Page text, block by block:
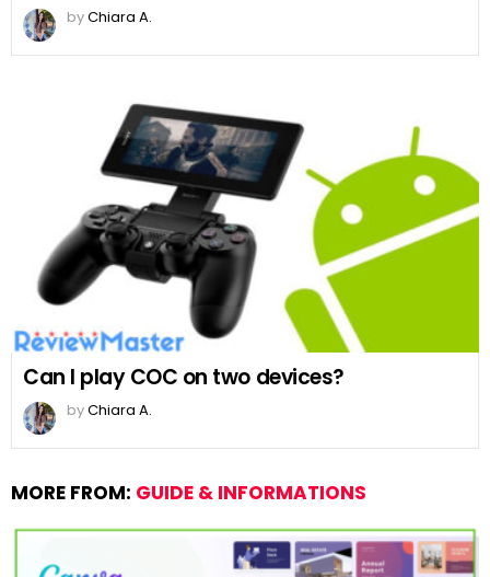
byChiara A.
Can I play COC on two devices?
byChiara A.
MORE FROM: GUIDE & INFORMATIONS